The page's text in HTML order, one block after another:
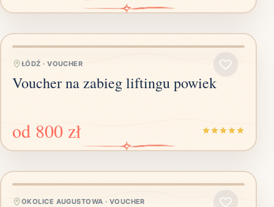
ŁÓDŹ ·VOUCHER
Voucher na zabieg liftingu powiek
od 800 zł
OKOLICE AUGUSTOWA · VOUCHER